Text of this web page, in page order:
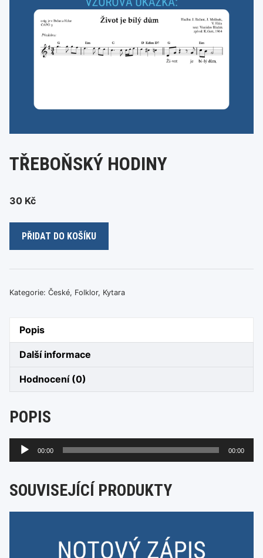
TŘEBOŇSKÝ HODINY
30 Kč
Třeboňský
PŘIDAT DO KOŠÍKU
Kategorie: České, Folklor, Kytara
Popis
Další informace
Hodnocení (0)
POPIS
Audio
přehrávač
00:00 00:00
SOUVISEJÍCÍ PRODUKTY